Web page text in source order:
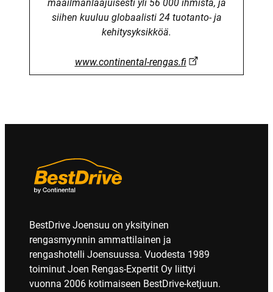
maailmanlaajuisesti yli 56 000 ihmistä, ja
siihen kuuluu globaalisti 24 tuotanto- ja
kehitysyksikköä.
www.continental-rengas.fi
BestDrive Joensuu on yksityinen
rengasmyynnin ammattilainen ja
rengashotelli Joensuussa. Vuodesta 1989
toiminut Joen Rengas-Expertit Oy liittyi
vuonna 2006 kotimaiseen BestDrive-ketjuun.